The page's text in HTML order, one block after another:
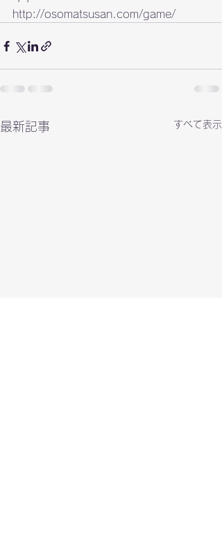
http://osomatsusan.com/game/
最新記事 すべて表示